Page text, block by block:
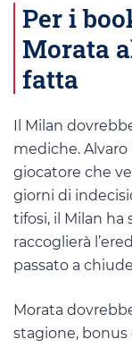
Per i
Morata
fatta
Il Milan
mediche.
giocatore che
giorni di
tifosi, il Milan ha
raccoglierà
passato a
Morata
stagione,